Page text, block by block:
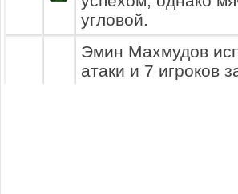
угловой.
Эмин Махмудов
атаки и 7 игроков